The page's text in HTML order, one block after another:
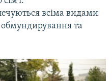
всіма видами
та